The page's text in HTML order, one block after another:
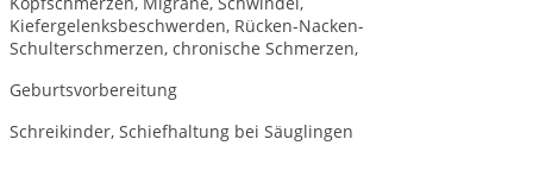
Kiefergelenksbeschwerden, Rücken-Nacken-
Schulterschmerzen, chronische Schmerzen,
Geburtsvorbereitung
Schreikinder, Schiefhaltung bei Säuglingen